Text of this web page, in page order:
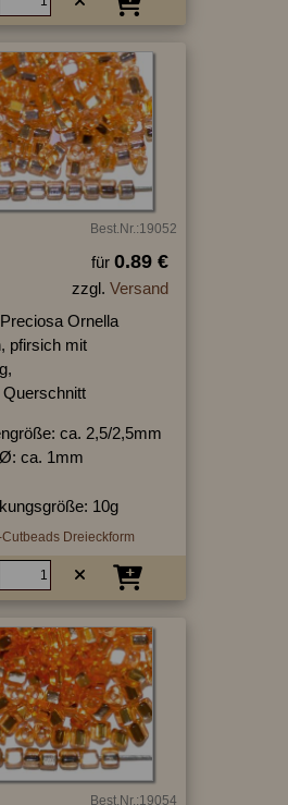
Best.Nr.:19052
für 0.89 €
zzgl. Versand
Ornella
pfirsich mit
ca. 2,5/2,5mm
ca. 1mm
10g
Dreieckform
Best.Nr.:19054